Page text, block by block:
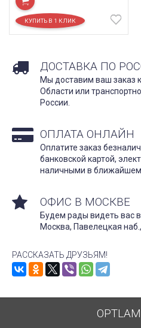
ДОСТАВКА ПО
Мы доставим ваш заказ
Области или
России.
ОПЛАТА ОНЛАЙН
Оплатите заказ
банковской картой,
наличными в
ОФИС В МОСКВЕ
Будем рады видеть вас
Москва, Павелецкая наб.,
РАССКАЗАТЬ ДРУЗЬЯМ!